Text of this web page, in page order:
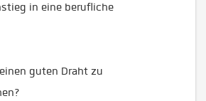
in eine berufliche
guten Draht zu